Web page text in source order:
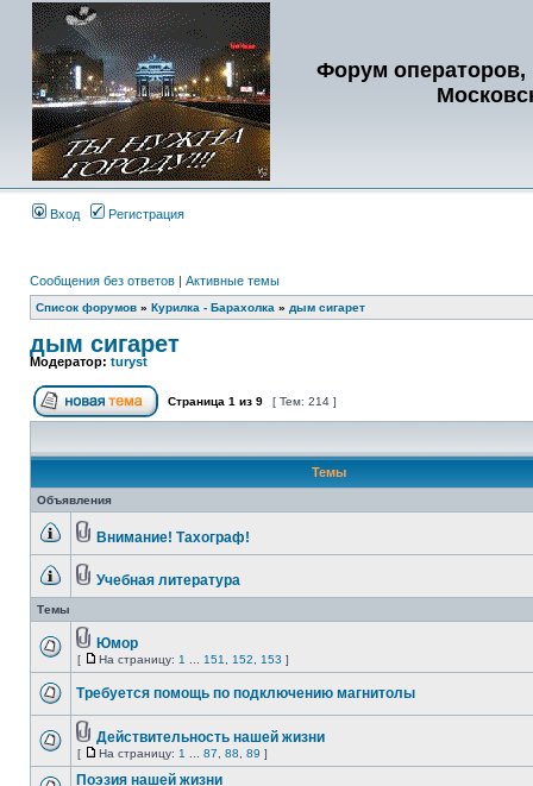
Форум операторов,
Вход Регистрация
Сообщения без ответов | Активные темы
Список форумов » Курилка - Барахолка » дым сигарет
дым сигарет
Модератор: turyst
Страница 1 из 9 [ Тем: 214 ]
Темы
Объявления
Внимание! Тахограф!
Учебная литература
Темы
Юмор
[ На страницу: 1 151 152 153 ]
Требуется помощь по подключению магнитолы
Действительность нашей жизни
[ На страницу: 1 87 88 89 ]
Поэзия нашей жизни